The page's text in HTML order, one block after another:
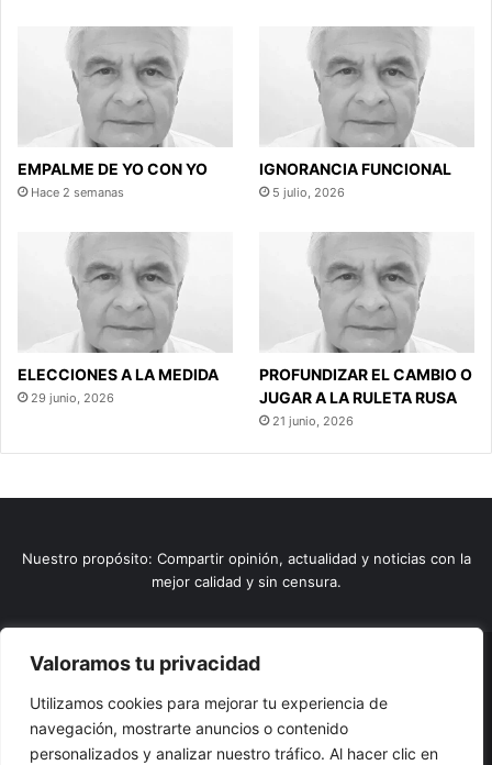
Valoramos tu privacidad
Utilizamos cookies para mejorar tu experiencia de
navegación, mostrarte anuncios o contenido
personalizados y analizar nuestro tráfico. Al hacer clic en
EMPALME DE YO CON YO
Hace 2 semanas
IGNORANCIA FUNCIONAL
5 julio, 2026
ELECCIONES A LA MEDIDA
29 junio, 2026
PROFUNDIZAR EL CAMBIO O
JUGAR A LA RULETA RUSA
21 junio, 2026
Nuestro propósito: Compartir opinión, actualidad y noticias con la
mejor calidad y sin censura.
© Copyright 2026, Todos los derechos reservados |
SAS BICNit 901228106
Home
Actualidad